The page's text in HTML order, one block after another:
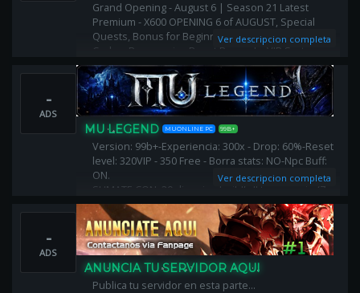
Grand Opening - August 6 | Season 21 Latest
Premium - X600 OPENING 6 of AUGUST, Special
Quests, Bonus for Beginners, Activity Events - Gift
Codes, Progressive Reset Rewards, VIP System -
OFF, X Shop - Limited, 3D Camera, Anti-Lag
Ver descripcion completa
-
ADS
MU LEGEND MUONLINE PC 99B+
Version: 99b+-Experiencia: 300x - Drop: 60%-Reset
level: 320VIP - 350 Free - Borra stats: NO-Npc Buff:
ON.
SUMATE CON: 20 dias vip - buildfull temporario (7
dias) - alas comunes - 10 mil puntos - 20kk zen -
autoattck - offattack - autoreset ON
Ver descripcion completa
-
ADS
ANUNCIA TU SERVIDOR AQUI
Publica tu servidor en esta parte...